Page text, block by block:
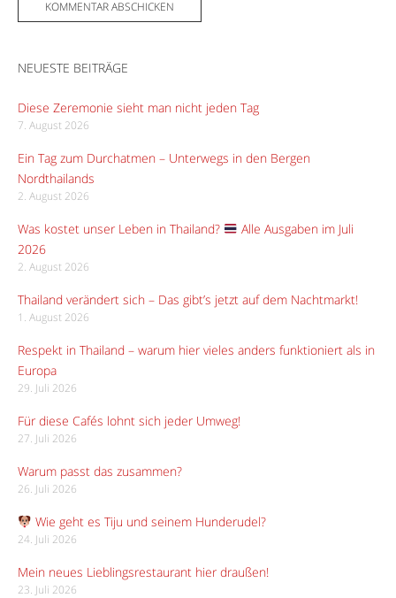
NEUESTE BEITRÄGE
Diese Zeremonie sieht man nicht jeden Tag
7. August 2026
Ein Tag zum Durchatmen – Unterwegs in den Bergen
Nordthailands
2. August 2026
Was kostet unser Leben in Thailand?
Alle Ausgaben im Juli
2026
2. August 2026
Thailand verändert sich – Das gibt’s jetzt auf dem Nachtmarkt!
1. August 2026
Respekt in Thailand – warum hier vieles anders funktioniert als in
Europa
29. Juli 2026
Für diese Cafés lohnt sich jeder Umweg!
27. Juli 2026
Warum passt das zusammen?
26. Juli 2026
Wie geht es Tiju und seinem Hunderudel?
24. Juli 2026
Mein neues Lieblingsrestaurant hier draußen!
23. Juli 2026